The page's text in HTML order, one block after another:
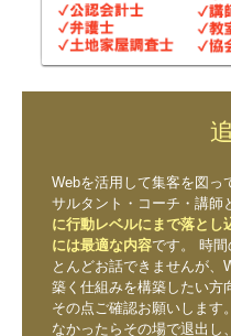
Webを活用して集客を図っ
サルタント・コーチ・講師
に行動レベルにまで落とし
には最適な内容です。
時間
とんどお話できませんが、
築く仕組みを構築したい方
その点ご確認お願いします
なかったらその場で退出し